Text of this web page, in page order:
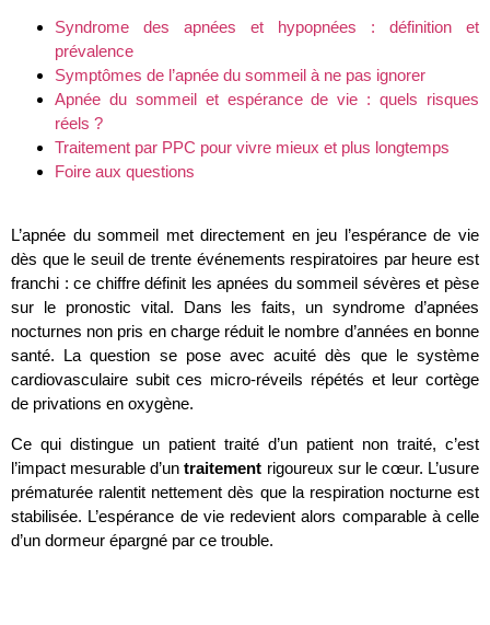
Syndrome des apnées et hypopnées : définition et
prévalence
Symptômes de l’apnée du sommeil à ne pas ignorer
Apnée du sommeil et espérance de vie : quels risques
réels ?
Traitement par PPC pour vivre mieux et plus longtemps
Foire aux questions
L’apnée du sommeil met directement en jeu l’espérance de vie
dès que le seuil de trente événements respiratoires par heure est
franchi : ce chiffre définit les apnées du sommeil sévères et pèse
sur le pronostic vital. Dans les faits, un syndrome d’apnées
nocturnes non pris en charge réduit le nombre d’années en bonne
santé. La question se pose avec acuité dès que le système
cardiovasculaire subit ces micro-réveils répétés et leur cortège
de privations en oxygène.
Ce qui distingue un patient traité d’un patient non traité, c’est
l’impact mesurable d’untraitement rigoureux sur le cœur. L’usure
prématurée ralentit nettement dès que la respiration nocturne est
stabilisée. L’espérance de vie redevient alors comparable à celle
d’un dormeur épargné par ce trouble.